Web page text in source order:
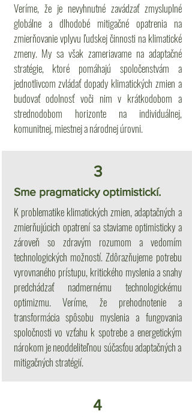
Veríme, že je nevyhnutné zavádzať zmysluplné
globálne a dlhodobé mitigačné opatrenia na
zmierňovanie vplyvu ľudskej činnosti na klimatické
zmeny. My sa však zameriavame na adaptačné
stratégie, ktoré pomáhajú spoločenstvám a
jednotlivcom zvládať dopady klimatických zmien a
budovať odolnosť voči nim v krátkodobom a
strednodobom horizonte na individuálnej,
komunitnej, miestnej a národnej úrovni.
3
Sme pragmaticky optimistickí.
K problematike klimatických zmien, adaptačných a
zmierňujúcich opatrení sa staviame optimisticky a
zároveň so zdravým rozumom a vedomím
technologických možností. Zdôrazňujeme potrebu
vyrovnaného prístupu, kritického myslenia a snahy
predchádzať nadmernému technologickému
optimizmu. Veríme, že prehodnotenie a
transformácia spôsobu myslenia a fungovania
spoločnosti vo vzťahu k spotrebe a energetickým
nárokom je neoddeliteľnou súčasťou adaptačných a
mitigačných stratégií.
4